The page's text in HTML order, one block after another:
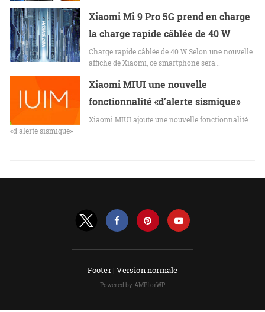
Xiaomi Mi 9 Pro 5G prend en charge
la charge rapide câblée de 40 W
Charge rapide câblée de 40 W Selon une nouvelle
affiche de Xiaomi, ce smartphone sera…
Xiaomi MIUI une nouvelle
fonctionnalité «d’alerte sismique»
Xiaomi MIUI ajoute une nouvelle fonctionnalité
«d'alerte sismique»
Footer |Version normale
Powered by AMPforWP